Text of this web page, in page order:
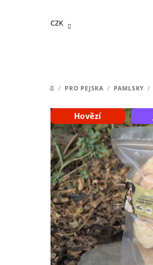
CZK
DOMŮ
/ PRO PEJSKA / PAMLSKY /
Hovězí